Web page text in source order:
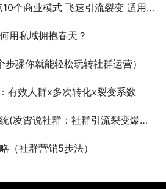
商业模式 飞速引流裂变 适用于各行业)
用私域拥抱春天？
骤你就能轻松玩转社群运营）
有效人群x多次转化x裂变系数
社群引流裂变爆破系统，品牌如何打造私域流量池？)
（社群营销5步法）